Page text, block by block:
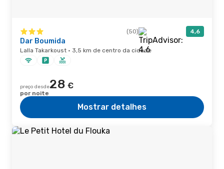
(50) 4,6
Dar Boumida
Lalla Takarkoust · 3,5 km de centro da cidade
preço desde28 €
por noite
Mostrar detalhes